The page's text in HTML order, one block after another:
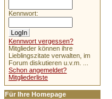
Kennwort:
Kennwort vergessen?
Mitglieder können ihre
Lieblingszitate verwalten, im
Forum diskutieren u.v.m. ...
Schon angemeldet?
Mitgliederliste
Für Ihre Homepage